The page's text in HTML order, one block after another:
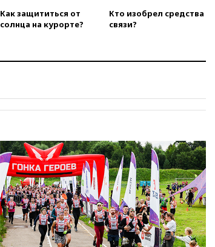
вчера, 15:15 В Москве
арестованы два руководителя
прибыл в Росарио на
ЕС нарастил импорт
российского СПГ
вчера, 13:13Число жертв
атаки БПЛА на Белгород
выросло до пяти
вчера, 13:09Беспилотная
опасность объявлена в
Московской области
Как защититься от
солнца на курорте?
Кто изобрел средства
связи?